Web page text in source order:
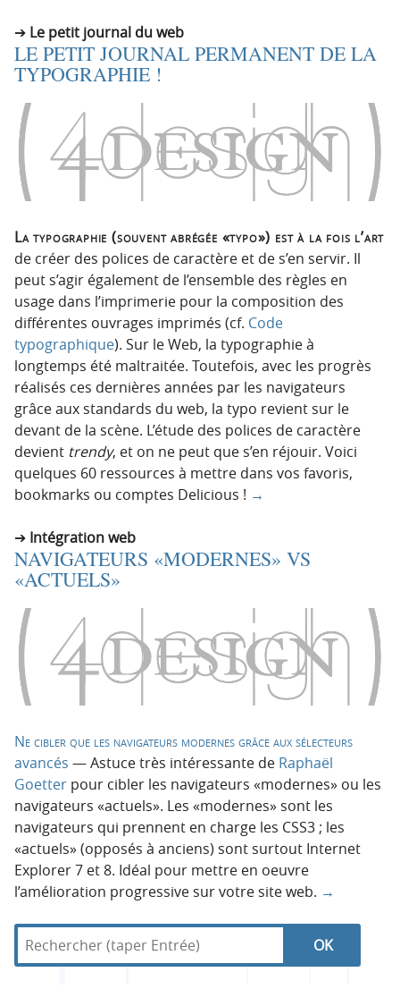
Le petit journal du web
LE PETIT JOURNAL PERMANENT DE LA
TYPOGRAPHIE !
La typographie (souvent abrégée «typo») est à la fois l’art
de créer des polices de caractère et de s’en servir. Il
peut s’agir également de l’ensemble des règles en
usage dans l’imprimerie pour la composition des
différentes ouvrages imprimés (cf. Code
typographique). Sur le Web, la typographie à
longtemps été maltraitée. Toutefois, avec les progrès
réalisés ces dernières années par les navigateurs
grâce aux standards du web, la typo revient sur le
devant de la scène. L’étude des polices de caractère
devient trendy, et on ne peut que s’en réjouir. Voici
quelques 60 ressources à mettre dans vos favoris,
bookmarks ou comptes Delicious ! →
Intégration web
NAVIGATEURS «MODERNES» VS
«ACTUELS»
Ne cibler que les navigateurs modernes grâce aux sélecteurs
avancés — Astuce très intéressante de Raphaël
Goetter pour cibler les navigateurs «modernes» ou les
navigateurs «actuels». Les «modernes» sont les
navigateurs qui prennent en charge les CSS3 ; les
«actuels» (opposés à anciens) sont surtout Internet
Explorer 7 et 8. Idéal pour mettre en oeuvre
l’amélioration progressive sur votre site web. →
N
R
R
d